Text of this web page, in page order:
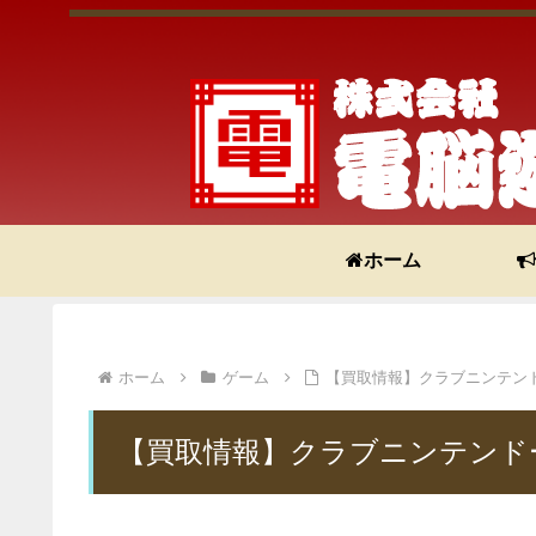
ホーム
ホーム ゲーム 【買取情報】クラブニンテ
【買取情報】クラブニンテン